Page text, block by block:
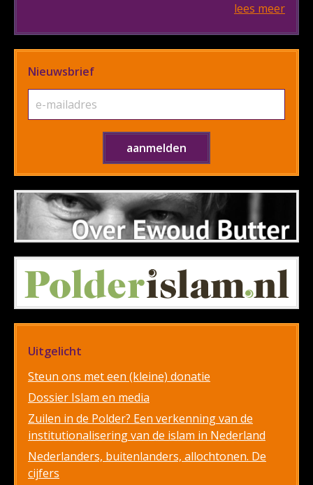
lees meer
Nieuwsbrief
Uitgelicht
Steun ons met een (kleine) donatie
Dossier Islam en media
Zuilen in de Polder? Een verkenning van de
institutionalisering van de islam in Nederland
Nederlanders, buitenlanders, allochtonen. De
cijfers